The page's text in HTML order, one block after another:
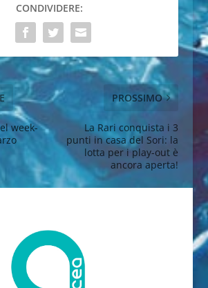
CONDIVIDERE:
week-
PROSSIMO
La Rari conquista i 3
punti in casa del Sori: la
lotta per i play-out è
ancora aperta!